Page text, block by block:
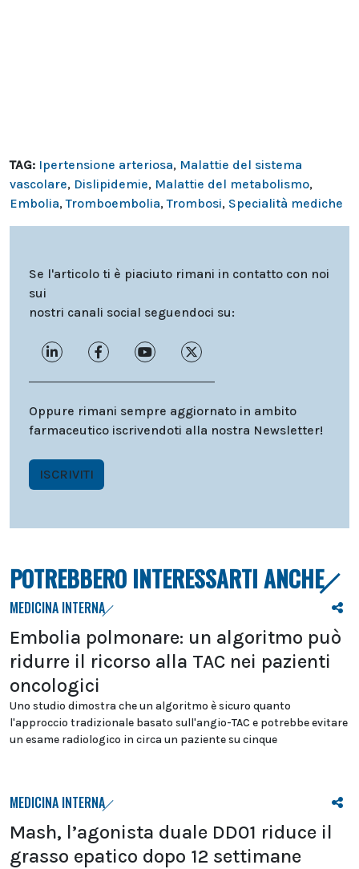
TAG: Ipertensione arteriosa, Malattie del sistema
vascolare, Dislipidemie, Malattie del metabolismo,
Embolia,Tromboembolia,Trombosi, Specialità mediche
Se l'articolo ti è piaciuto rimani in contatto con noi
sui
nostri canali social seguendoci su:
Oppure rimani sempre aggiornato in ambito
farmaceutico iscrivendoti alla nostra Newsletter!
ISCRIVITI
POTREBBERO INTERESSARTI ANCHE
MEDICINA INTERNA
Embolia polmonare: un algoritmo può
ridurre il ricorso alla TAC nei pazienti
oncologici
Uno studio dimostra che un algoritmo è sicuro quanto
l'approccio tradizionale basato sull'angio-TAC e potrebbe evitare
un esame radiologico in circa un paziente su cinque
MEDICINA INTERNA
Mash, l’agonista duale DD01 riduce il
grasso epatico dopo 12 settimane